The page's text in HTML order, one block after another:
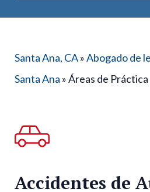
Santa Ana, CA»Abogado de
Santa Ana »Áreas de Práctica
Accidentes de